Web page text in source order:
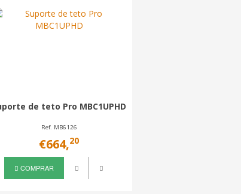
de teto Pro MBC1UPHD
Ref. MB6126
€664,20
COMPRAR